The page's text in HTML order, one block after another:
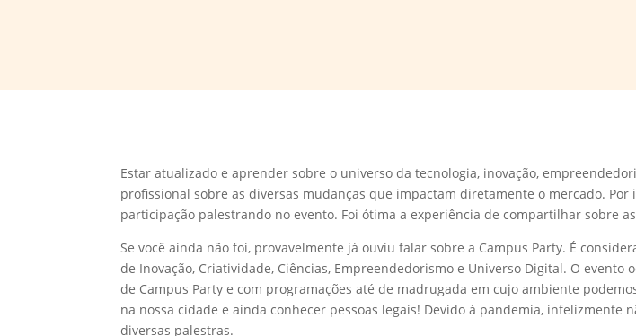
Estar atualizado e aprender sobre o universo da tecnologia, inovação,
profissional sobre as diversas mudanças que impactam diretamente o mercado. Por
participação palestrando no evento. Foi ótima a experiência de compartilhar sobre
Se você ainda não foi, provavelmente já ouviu falar sobre a Campus Party. É
de Inovação, Criatividade, Ciências, Empreendedorismo e Universo Digital. O
de Campus Party e com programações até de madrugada em cujo ambiente
na nossa cidade e ainda conhecer pessoas legais! Devido à pandemia,
diversas palestras.